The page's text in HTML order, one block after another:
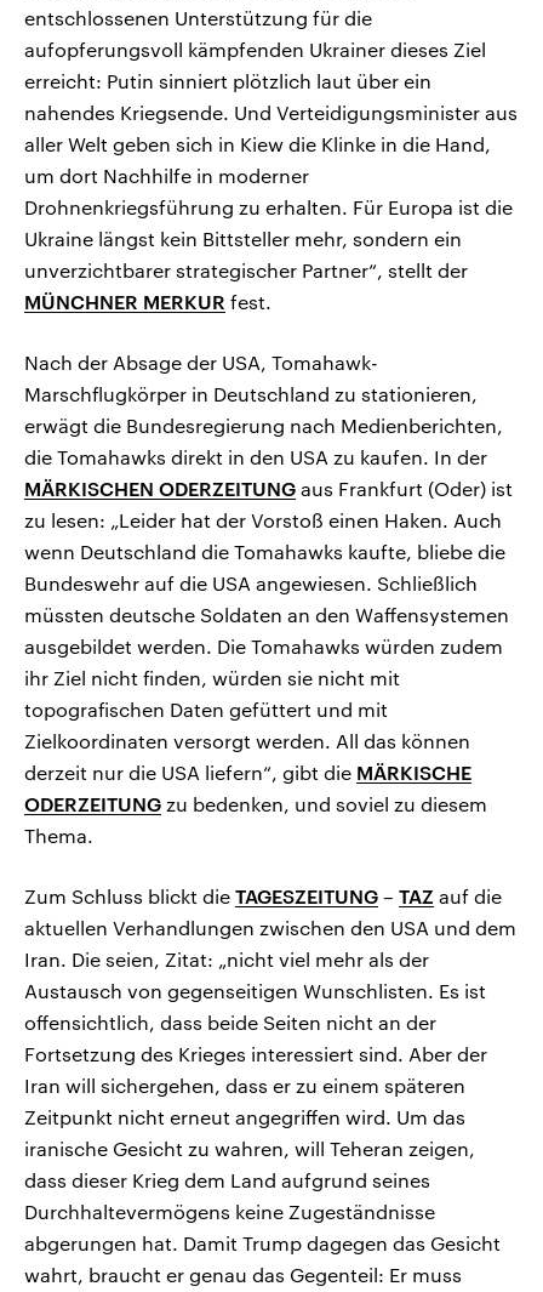
entschlossenen Unterstützung für die
aufopferungsvoll kämpfenden Ukrainer dieses Ziel
erreicht: Putin sinniert plötzlich laut über ein
nahendes Kriegsende. Und Verteidigungsminister aus
aller Welt geben sich in Kiew die Klinke in die Hand,
um dort Nachhilfe in moderner
Drohnenkriegsführung zu erhalten. Für Europa ist die
Ukraine längst kein Bittsteller mehr, sondern ein
unverzichtbarer strategischer Partner“, stellt der
MÜNCHNER MERKUR fest.
Nach der Absage der USA, Tomahawk-
Marschflugkörper in Deutschland zu stationieren,
erwägt die Bundesregierung nach Medienberichten,
die Tomahawks direkt in den USA zu kaufen. In der
MÄRKISCHEN ODERZEITUNG aus Frankfurt (Oder) ist
zu lesen: „Leider hat der Vorstoß einen Haken. Auch
wenn Deutschland die Tomahawks kaufte, bliebe die
Bundeswehr auf die USA angewiesen. Schließlich
müssten deutsche Soldaten an den Waffensystemen
ausgebildet werden. Die Tomahawks würden zudem
ihr Ziel nicht finden, würden sie nicht mit
topografischen Daten gefüttert und mit
Zielkoordinaten versorgt werden. All das können
derzeit nur die USA liefern“, gibt die MÄRKISCHE
ODERZEITUNG zu bedenken, und soviel zu diesem
Thema.
Zum Schluss blickt die TAGESZEITUNG – TAZ auf die
aktuellen Verhandlungen zwischen den USA und dem
Iran. Die seien, Zitat: „nicht viel mehr als der
Austausch von gegenseitigen Wunschlisten. Es ist
offensichtlich, dass beide Seiten nicht an der
Fortsetzung des Krieges interessiert sind. Aber der
Iran will sichergehen, dass er zu einem späteren
Zeitpunkt nicht erneut angegriffen wird. Um das
iranische Gesicht zu wahren, will Teheran zeigen,
dass dieser Krieg dem Land aufgrund seines
Durchhaltevermögens keine Zugeständnisse
abgerungen hat. Damit Trump dagegen das Gesicht
wahrt, braucht er genau das Gegenteil: Er muss